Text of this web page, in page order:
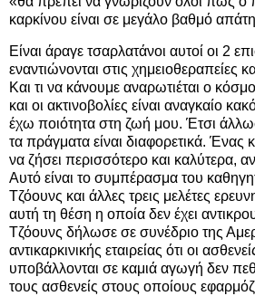
καρκίνου είναι σε μεγάλο βαθμό
Είναι άραγε τσαρλατάνοι αυτοί οι 2
εναντιώνονται στις χημειοθεραπείες
Και τι να κάνουμε αναρωτιέται ο
και οι ακτινοβολίες είναι αναγκαίο
έχω ποιότητα στη ζωή μου. Έτσι
τα πράγματα είναι διαφορετικά. Ένας
να ζήσει περισσότερο και καλύτερα,
Αυτό είναι το συμπέρασμα του
Τζόουνς και άλλες τρεις μελέτες
αυτή τη θέση η οποία δεν έχει
Τζόουνς δήλωσε σε συνέδριο της
αντικαρκινικής εταιρείας ότι οι
υποβάλλονται σε καμιά αγωγή δεν
τους ασθενείς στους οποίους